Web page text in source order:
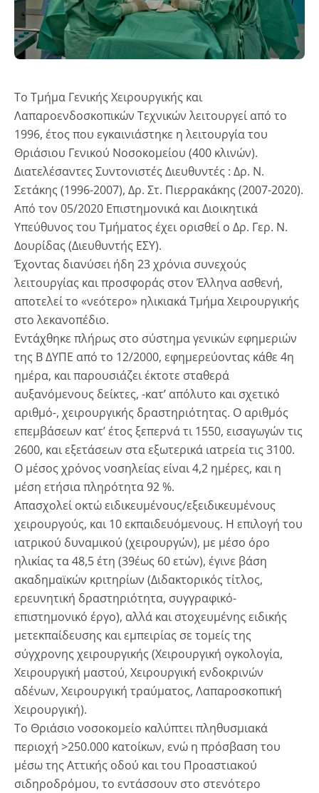
Το Τμήμα Γενικής Χειρουργικής και
Λαπαροενδοσκοπικών Τεχνικών λειτουργεί από το
1996, έτος που εγκαινιάστηκε η λειτουργία του
Θριάσιου Γενικού Νοσοκομείου (400 κλινών).
Διατελέσαντες Συντονιστές Διευθυντές : Δρ. Ν.
Σετάκης (1996-2007), Δρ. Στ. Πιερρακάκης (2007-2020).
Από τον 05/2020 Επιστημονικά και Διοικητικά
Υπεύθυνος του Τμήματος έχει ορισθεί ο Δρ. Γερ. Ν.
Δουρίδας (Διευθυντής ΕΣΥ).
Έχοντας διανύσει ήδη 23 χρόνια συνεχούς
λειτουργίας και προσφοράς στον Έλληνα ασθενή,
αποτελεί το «νεότερο» ηλικιακά Τμήμα Χειρουργικής
στο λεκανοπέδιο.
Εντάχθηκε πλήρως στο σύστημα γενικών εφημεριών
της Β ΔΥΠΕ από το 12/2000, εφημερεύοντας κάθε 4η
ημέρα, και παρουσιάζει έκτοτε σταθερά
αυξανόμενους δείκτες, -κατ’ απόλυτο και σχετικό
αριθμό-, χειρουργικής δραστηριότητας. Ο αριθμός
επεμβάσεων κατ’ έτος ξεπερνά τι 1550, εισαγωγών τις
2600, και εξετάσεων στα εξωτερικά ιατρεία τις 3100.
Ο μέσος χρόνος νοσηλείας είναι 4,2 ημέρες, και η
μέση ετήσια πληρότητα 92 %.
Απασχολεί οκτώ ειδικευμένους/εξειδικευμένους
χειρουργούς, και 10 εκπαιδευόμενους. Η επιλογή του
ιατρικού δυναμικού (χειρουργών), με μέσο όρο
ηλικίας τα 48,5 έτη (39έως 60 ετών), έγινε βάση
ακαδημαϊκών κριτηρίων (Διδακτορικός τίτλος,
ερευνητική δραστηριότητα, συγγραφικό-
επιστημονικό έργο), αλλά και στοχευμένης ειδικής
μετεκπαίδευσης και εμπειρίας σε τομείς της
σύγχρονης χειρουργικής (Χειρουργική ογκολογία,
Χειρουργική μαστού, Χειρουργική ενδοκρινών
αδένων, Χειρουργική τραύματος, Λαπαροσκοπική
Χειρουργική).
Το Θριάσιο νοσοκομείο καλύπτει πληθυσμιακά
περιοχή >250.000 κατοίκων, ενώ η πρόσβαση του
μέσω της Αττικής οδού και του Προαστιακού
σιδηροδρόμου, το εντάσσουν στο στενότερο